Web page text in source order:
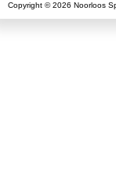
Copyright © 2026 Noorloos